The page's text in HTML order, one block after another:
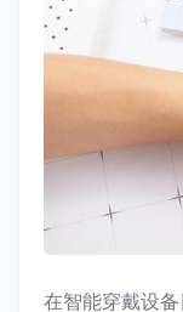
在智能穿戴设